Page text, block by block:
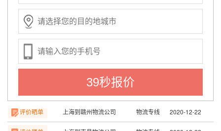
39秒报价
实时订单
实时订单 上海到苏州物流专线 专线物流 2020-12-22
评价晒单 上海到天津物流公司
上海到长沙物流公司
评价晒单 上海到赣州物流公司 物流专线 2020-12-22
评价晒单 上海到南昌物流公司 物流专线 2020-12-22